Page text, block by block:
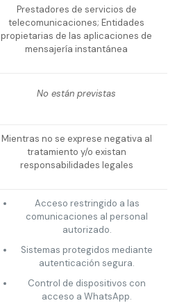
Prestadores de servicios de
telecomunicaciones; Entidades
propietarias de las aplicaciones de
mensajería instantánea
No están previstas
Mientras no se exprese negativa al
tratamiento y/o existan
responsabilidades legales
Acceso restringido a las
comunicaciones al personal
autorizado.
Sistemas protegidos mediante
autenticación segura.
Control de dispositivos con
acceso a WhatsApp.